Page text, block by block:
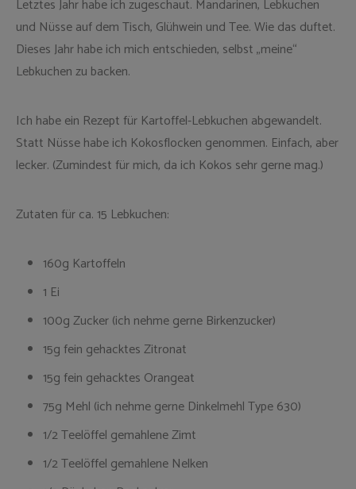
Letztes Jahr habe ich zugeschaut. Mandarinen, Lebkuchen
und Nüsse auf dem Tisch, Glühwein und Tee. Wie das duftet.
Dieses Jahr habe ich mich entschieden, selbst „meine“
Lebkuchen zu backen.
Ich habe ein Rezept für Kartoffel-Lebkuchen abgewandelt.
Statt Nüsse habe ich Kokosflocken genommen. Einfach, aber
lecker. (Zumindest für mich, da ich Kokos sehr gerne mag.)
Zutaten für ca. 15 Lebkuchen:
160g Kartoffeln
1 Ei
100g Zucker (ich nehme gerne Birkenzucker)
15g fein gehacktes Zitronat
15g fein gehacktes Orangeat
75g Mehl (ich nehme gerne Dinkelmehl Type 630)
1/2 Teelöffel gemahlene Zimt
1/2 Teelöffel gemahlene Nelken